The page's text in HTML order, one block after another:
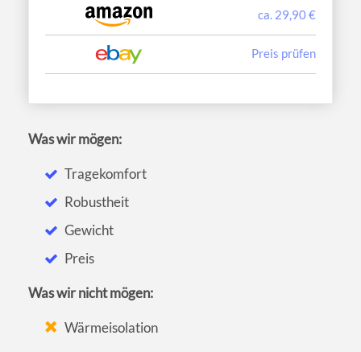
ca. 29,90 €
Preis prüfen
Was wir mögen:
Tragekomfort
Robustheit
Gewicht
Preis
Was wir nicht mögen:
Wärmeisolation